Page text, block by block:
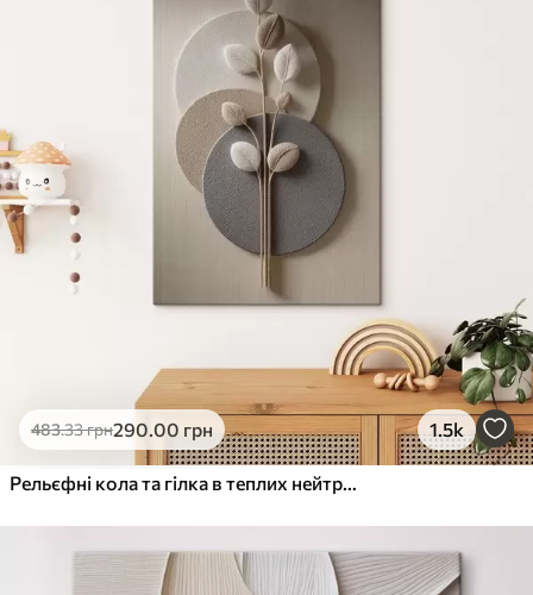
483.33грн290.00 грн 1.5k
Рельєфні кола та гілка в теплих нейтральних тонах